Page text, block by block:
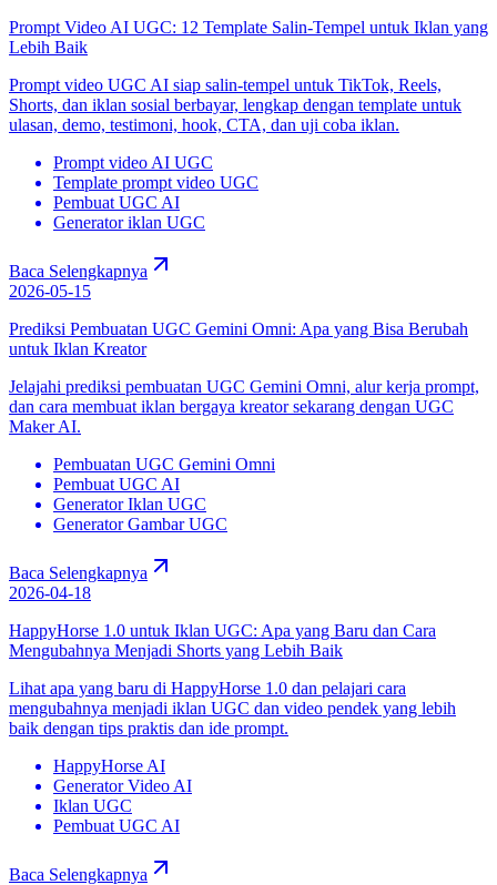
Prompt Video AI UGC: 12 Template Salin-Tempel untuk Iklan yang
Lebih Baik
Prompt video UGC AI siap salin-tempel untuk TikTok, Reels,
Shorts, dan iklan sosial berbayar, lengkap dengan template untuk
ulasan, demo, testimoni, hook, CTA, dan uji coba iklan.
Prompt video AI UGC
Template prompt video UGC
Pembuat UGC AI
Generator iklan UGC
Baca Selengkapnya
2026-05-15
Prediksi Pembuatan UGC Gemini Omni: Apa yang Bisa Berubah
untuk Iklan Kreator
Jelajahi prediksi pembuatan UGC Gemini Omni, alur kerja prompt,
dan cara membuat iklan bergaya kreator sekarang dengan UGC
Maker AI.
Pembuatan UGC Gemini Omni
Pembuat UGC AI
Generator Iklan UGC
Generator Gambar UGC
Baca Selengkapnya
2026-04-18
HappyHorse 1.0 untuk Iklan UGC: Apa yang Baru dan Cara
Mengubahnya Menjadi Shorts yang Lebih Baik
Lihat apa yang baru di HappyHorse 1.0 dan pelajari cara
mengubahnya menjadi iklan UGC dan video pendek yang lebih
baik dengan tips praktis dan ide prompt.
HappyHorse AI
Generator Video AI
Iklan UGC
Pembuat UGC AI
Baca Selengkapnya